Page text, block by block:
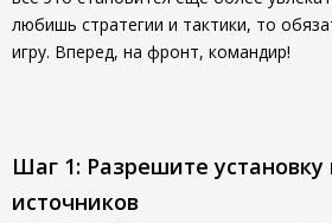
любишь стратегии и тактики, то
игру. Вперед, на фронт, командир!
Шаг 1: Разрешите установку
источников